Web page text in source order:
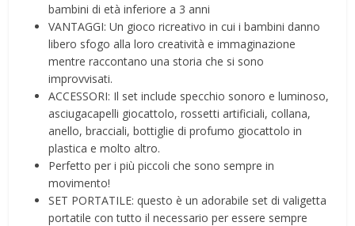
bambini di età inferiore a 3 anni
VANTAGGI: Un gioco ricreativo in cui i bambini danno
libero sfogo alla loro creatività e immaginazione
mentre raccontano una storia che si sono
improvvisati.
ACCESSORI: Il set include specchio sonoro e luminoso,
asciugacapelli giocattolo, rossetti artificiali, collana,
anello, bracciali, bottiglie di profumo giocattolo in
plastica e molto altro.
Perfetto per i più piccoli che sono sempre in
movimento!
SET PORTATILE: questo è un adorabile set di valigetta
portatile con tutto il necessario per essere sempre